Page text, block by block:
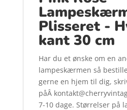
Plisseret -
kant 30 cm
Har du et ønske om en
lampeskærmen så
gerne en hjem til dig,
påÂ
7-10 dage. Størrelser på